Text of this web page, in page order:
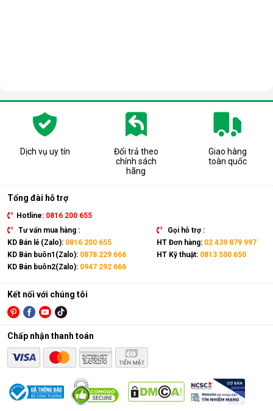
Dịch vụ uy tín
Đổi trả theo
chính sách
hãng
Giao hàng
toàn quốc
Tổng đài hỗ trợ
Hotline: 0816 200 655
Tư vấn mua hàng :
KD Bán lẻ (Zalo): 0816 200 655
KD Bán buôn1(Zalo): 0878 229 666
KD Bán buôn2(Zalo): 0947 292 666
Gọi hỗ trợ :
HT Đơn hàng: 02 439 879 997
HT Kỹ thuật: 0813 500 650
Kết nối với chúng tôi
Chấp nhận thanh toán